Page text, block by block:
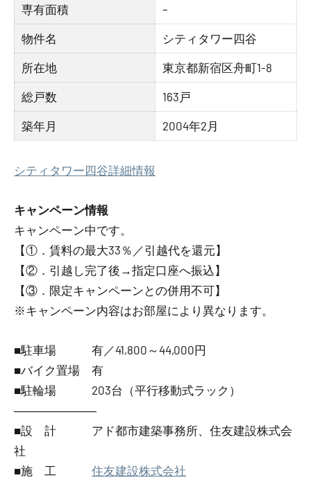
専有面積 –
物件名 シティタワー四谷
所在地 東京都新宿区舟町1-8
総戸数 163戸
築年月 2004年2月
シティタワー四谷詳細情報
キャンペーン情報
キャンペーン中です。
【①．賃料の最大33％／引越代を還元】
【②．引越し完了後→指定口座へ振込】
【③．限定キャンペーンとの併用不可】
※キャンペーン内容はお部屋により異なります。
■駐車場 有／41,800～44,000円
■バイク置場 有
■駐輪場 203台（平行移動式ラック）
―――――――
■設 計 アド都市建築事務所、住友建設株式会
社
■施 工 住友建設株式会社